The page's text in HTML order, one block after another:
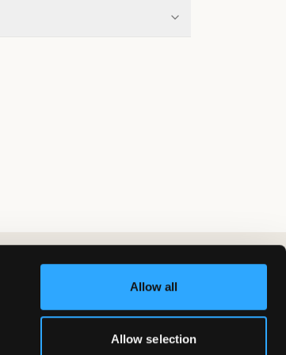
Allow all
Allow selection